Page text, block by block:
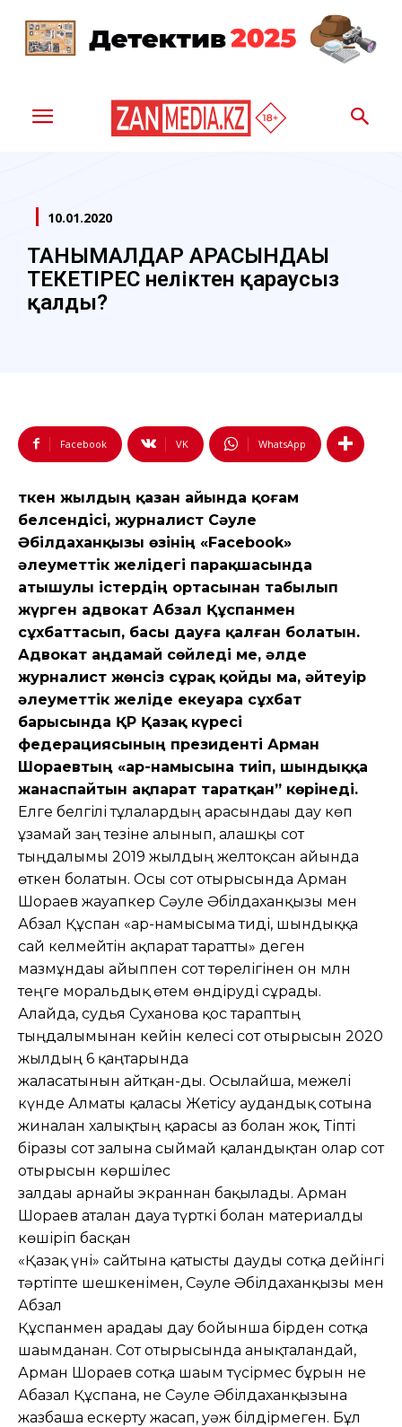
10.01.2020
ТАНЫМАЛДАР АРАСЫНДАҒЫ
ТЕКЕТІРЕС неліктен қараусыз
қалды?
Facebook VK WhatsApp
Өткен жылдың қазан айында қоғам
белсендісі, журналист Сәуле
Әбілдаханқызы өзінің «Facebook»
әлеуметтік желідегі парақшасында
атышулы істердің ортасынан табылып
жүрген адвокат Абзал Құспанмен
сұхбаттасып, басы дауға қалған болатын.
Адвокат аңдамай сөйледі ме, әлде
журналист жөнсіз сұрақ қойды ма, әйтеуір
әлеуметтік желіде екеуара сұхбат
барысында ҚР Қазақ күресі
федерациясының президенті Арман
Шораевтың «ар-намысына тиіп, шындыққа
жанаспайтын ақпарат таратқан” көрінеді.
Елге белгілі тұлғалардың арасындағы дау көп
ұзамай заң тезіне алынып, алғашқы сот
тыңдалымы 2019 жылдың желтоқсан айында
өткен болатын. Осы сот отырысында Арман
Шораев жауапкер Сәуле Әбілдаханқызы мен
Абзал Құспан «ар-намысыма тиді, шындыққа
сай келмейтін ақпарат таратты» деген
мазмұндағы айыппен сот төрелігінен он млн
теңге моральдық өтем өндіруді сұрады.
Алайда, судья Суханова қос тараптың
тыңдалымынан кейін келесі сот отырысын 2020
жылдың 6 қаңтарында
жалғасатынын айтқан-ды. Осылайша, межелі
күнде Алматы қаласы Жетісу аудандық сотына
жиналған халықтың қарасы аз болған жоқ. Тіпті
біразы сот залына сыймай қалғандықтан олар сот
отырысын көршілес
залдағы арнайы экраннан бақылады. Арман
Шораев аталған дауға түрткі болған материалды
көшіріп басқан
«Қазақ үні» сайтына қатысты дауды сотқа дейінгі
тәртіпте шешкенімен, Сәуле Әбілдаханқызы мен
Абзал
Құспанмен арадағы дау бойынша бірден сотқа
шағымданған. Сот отырысында анықталғандай,
Арман Шораев сотқа шағым түсірмес бұрын не
Абазал Құспанға, не Сәуле Әбілдаханқызына
жазбаша ескерту жасап, уәж білдірмеген. Бұл